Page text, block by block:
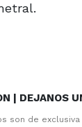
| DEJANOS
son de